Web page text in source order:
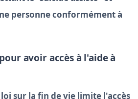
personne conformément à
avoir accès à l'aide à
sur la fin de vie limite l'accès